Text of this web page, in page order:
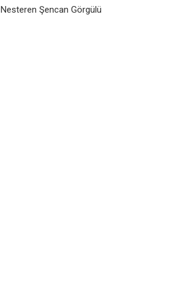
Nesteren Şencan Görgülü